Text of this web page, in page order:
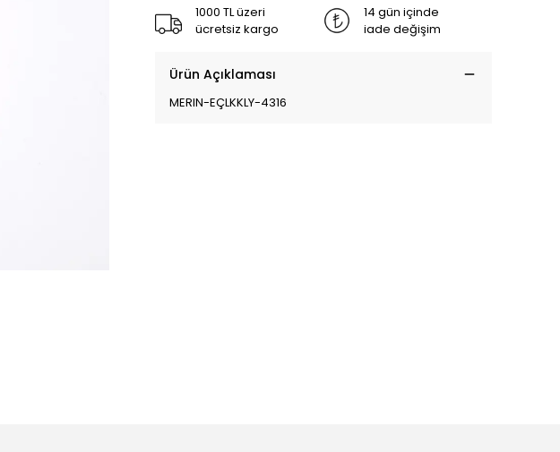
1000 TL üzeri
ücretsiz kargo
14 gün içinde
iade değişim
Ürün Açıklaması
MERIN-EÇLKKLY-4316